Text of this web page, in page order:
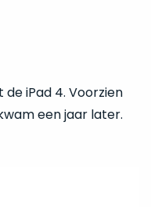
iPad 4. Voorzien
een jaar later.